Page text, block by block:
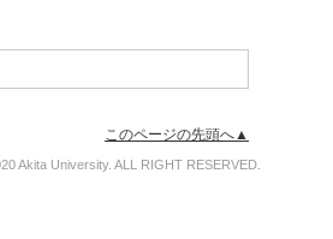
このページの先頭へ▲
Akita University. ALL RIGHT RESERVED.